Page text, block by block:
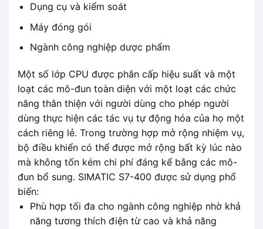
Dụng cụ và kiểm soát
Máy đóng gói
Ngành công nghiệp dược phẩm
Một số lớp CPU được phân cấp hiệu suất và một
loạt các mô-đun toàn diện với một loạt các chức
năng thân thiện với người dùng cho phép người
dùng thực hiện các tác vụ tự động hóa của họ một
cách riêng lẻ. Trong trường hợp mở rộng nhiệm vụ,
bộ điều khiển có thể được mở rộng bất kỳ lúc nào
mà không tốn kém chi phí đáng kể bằng các mô-
đun bổ sung. SIMATIC S7-400 được sử dụng phổ
biến:
Phù hợp tối đa cho ngành công nghiệp nhờ khả
năng tương thích điện từ cao và khả năng